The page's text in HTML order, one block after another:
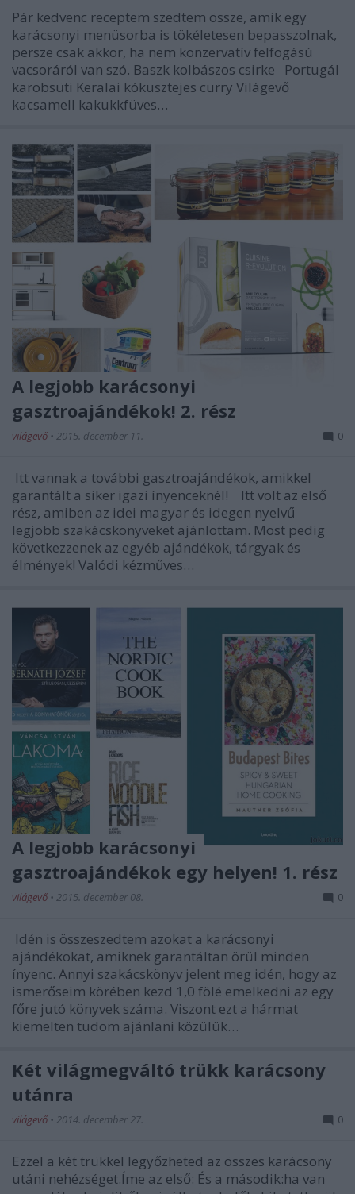
Pár kedvenc receptem szedtem össze, amik egy
karácsonyi menüsorba is tökéletesen bepasszolnak,
persze csak akkor, ha nem konzervatív felfogású
vacsoráról van szó. Baszk kolbászos csirke Portugál
karobsüti Keralai kókusztejes curry Világevő
kacsamell kakukkfüves…
A legjobb karácsonyi
gasztroajándékok! 2. rész
világevő • 2015. december 11. 0
Itt vannak a további gasztroajándékok, amikkel
garantált a siker igazi ínyenceknél! Itt volt az első
rész, amiben az idei magyar és idegen nyelvű
legjobb szakácskönyveket ajánlottam. Most pedig
következzenek az egyéb ajándékok, tárgyak és
élmények! Valódi kézműves…
A legjobb karácsonyi
gasztroajándékok egy helyen! 1. rész
világevő • 2015. december 08. 0
Idén is összeszedtem azokat a karácsonyi
ajándékokat, amiknek garantáltan örül minden
ínyenc. Annyi szakácskönyv jelent meg idén, hogy az
ismerőseim körében kezd 1,0 fölé emelkedni az egy
főre jutó könyvek száma. Viszont ezt a hármat
kiemelten tudom ajánlani közülük…
Két világmegváltó trükk karácsony
utánra
világevő • 2014. december 27. 0
Ezzel a két trükkel legyőzheted az összes karácsony
utáni nehézséget.Íme az első: És a második:ha van